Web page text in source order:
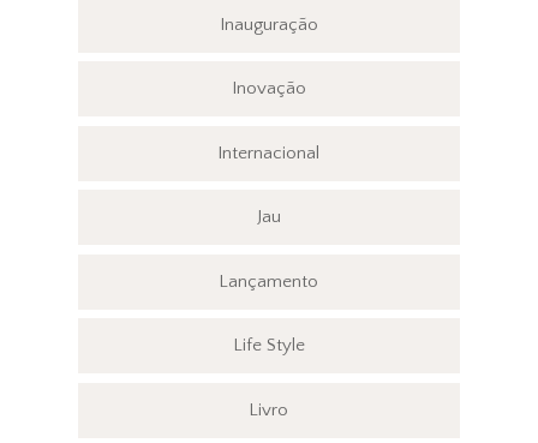
Inauguração
Inovação
Internacional
Jau
Lançamento
Life Style
Livro